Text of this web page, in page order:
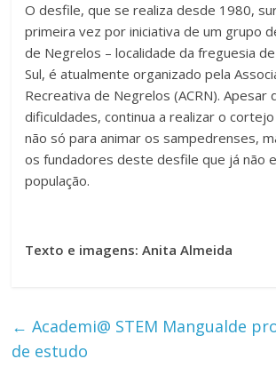
O desfile, que se realiza desde 1980,
primeira vez por iniciativa de um grupo
de Negrelos – localidade da freguesia
Sul, é atualmente organizado pela
Recreativa de Negrelos (ACRN). Apesar
dificuldades, continua a realizar o
não só para animar os sampedrenses,
os fundadores deste desfile que já não
população.
Texto e imagens: Anita Almeida
← Academi@ STEM Mangualde
de estudo